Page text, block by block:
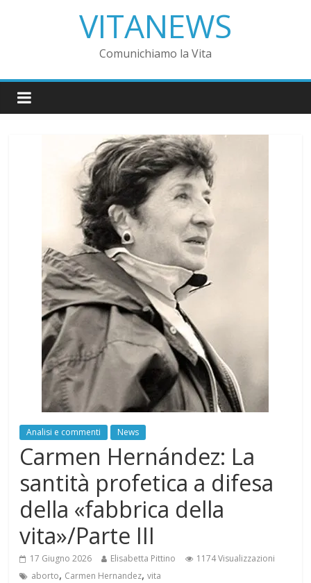
VITANEWS
Comunichiamo la Vita
Analisi e commenti News
Carmen Hernández: La
santità profetica a difesa
della «fabbrica della
vita»/Parte III
17 Giugno 2026 Elisabetta Pittino
1174 Visualizzazioni
aborto, Carmen Hernandez,vita